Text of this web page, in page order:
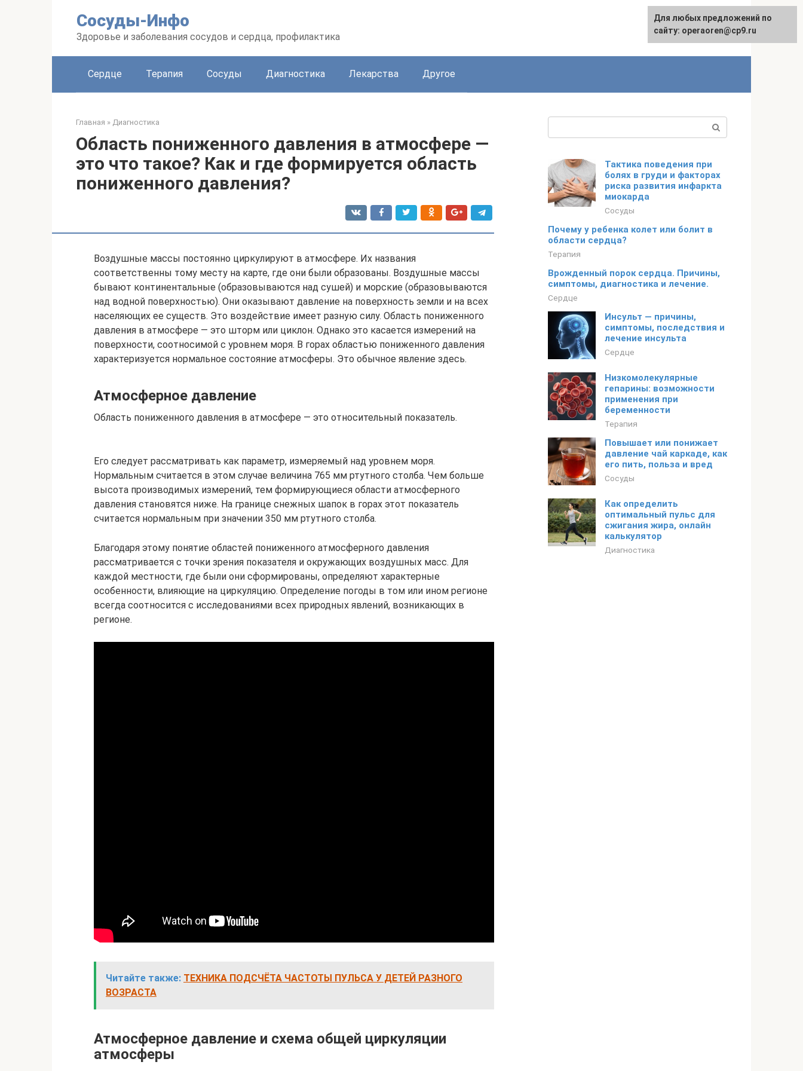
Сосуды-Инфо
Здоровье и заболевания сосудов и сердца, профилактика
Сердце Терапия Сосуды Диагностика Лекарства Другое
Главная » Диагностика
Область пониженного давления в атмосфере —
это что такое? Как и где формируется область
пониженного давления?
Воздушные массы постоянно циркулируют в атмосфере. Их названия
соответственны тому месту на карте, где они были образованы. Воздушные массы
бывают континентальные (образовываются над сушей) и морские (образовываются
над водной поверхностью). Они оказывают давление на поверхность земли и на всех
населяющих ее существ. Это воздействие имеет разную силу. Область пониженного
давления в атмосфере — это шторм или циклон. Однако это касается измерений на
поверхности, соотносимой с уровнем моря. В горах областью пониженного давления
характеризуется нормальное состояние атмосферы. Это обычное явление здесь.
Атмосферное давление
Область пониженного давления в атмосфере — это относительный показатель.
Его следует рассматривать как параметр, измеряемый над уровнем моря.
Нормальным считается в этом случае величина 765 мм ртутного столба. Чем больше
высота производимых измерений, тем формирующиеся области атмосферного
давления становятся ниже. На границе снежных шапок в горах этот показатель
считается нормальным при значении 350 мм ртутного столба.
Благодаря этому понятие областей пониженного атмосферного давления
рассматривается с точки зрения показателя и окружающих воздушных масс. Для
каждой местности, где были они сформированы, определяют характерные
особенности, влияющие на циркуляцию. Определение погоды в том или ином регионе
всегда соотносится с исследованиями всех природных явлений, возникающих в
регионе.
Читайте также: ТЕХНИКА ПОДСЧЁТА ЧАСТОТЫ ПУЛЬСА У ДЕТЕЙ РАЗНОГО
ВОЗРАСТА
Атмосферное давление и схема общей циркуляции
атмосферы
Тактика поведения при
болях в груди и факторах
риска развития инфаркта
миокарда
Сосуды
Почему у ребенка колет или болит в
области сердца?
Терапия
Врожденный порок сердца. Причины,
симптомы, диагностика и лечение.
Сердце
Инсульт — причины,
симптомы, последствия и
лечение инсульта
Сердце
Низкомолекулярные
гепарины: возможности
применения при
беременности
Терапия
Повышает или понижает
давление чай каркаде, как
его пить, польза и вред
Сосуды
Как определить
оптимальный пульс для
сжигания жира, онлайн
калькулятор
Диагностика
Для любых предложений по
сайту: operaoren@cp9.ru